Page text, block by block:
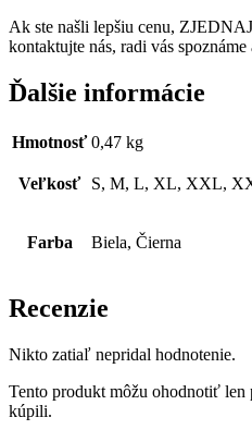
Ak ste našli lepšiu cenu,
kontaktujte nás, radi vás spoznáme
Ďalšie informácie
Hmotnosť 0,47 kg
Veľkosť S, M, L, XL, XXL,
Farba Biela, Čierna
Recenzie
Nikto zatiaľ nepridal hodnotenie.
Tento produkt môžu ohodnotiť
kúpili.